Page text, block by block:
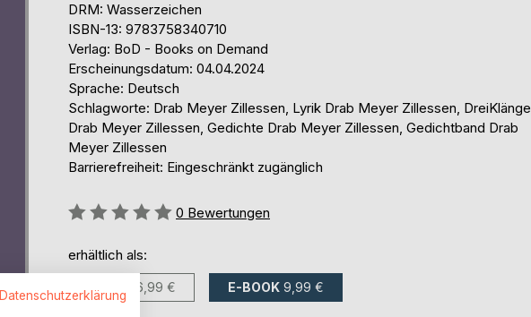
DRM: Wasserzeichen
ISBN-13: 9783758340710
Verlag: BoD - Books on Demand
Erscheinungsdatum: 04.04.2024
Sprache: Deutsch
Schlagworte: Drab Meyer Zillessen, Lyrik Drab Meyer Zillessen, DreiKlänge
Drab Meyer Zillessen, Gedichte Drab Meyer Zillessen, Gedichtband Drab
Meyer Zillessen
Barrierefreiheit: Eingeschränkt zugänglich
Bewertung::
0 Bewertungen
erhältlich als:
BUCH 26,99 € E-BOOK 9,99 €
Datenschutzerklärung